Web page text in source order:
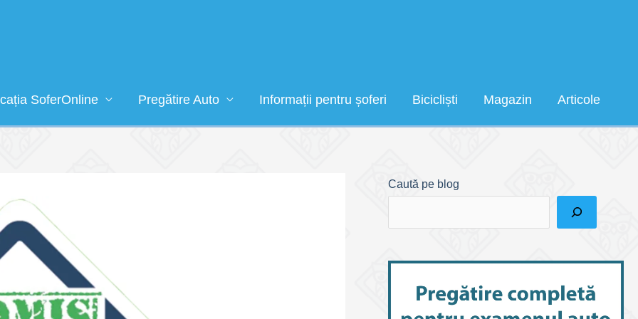
SoferOnline Pregătire Auto Informații pentru șoferi Bicicliști Magazin Articole
Caută pe blog